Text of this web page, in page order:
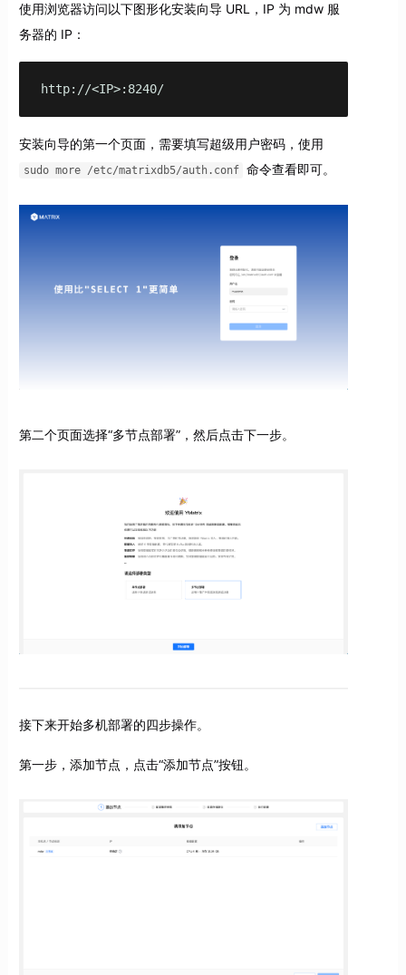
使用浏览器访问以下图形化安装向导 URL，IP 为 mdw 服
务器的 IP：
http://<IP>:8240/
安装向导的第一个页面，需要填写超级用户密码，使用
sudo more /etc/matrixdb5/auth.conf 命令查看即可。
第二个页面选择“多节点部署”，然后点击下一步。
接下来开始多机部署的四步操作。
第一步，添加节点，点击“添加节点”按钮。